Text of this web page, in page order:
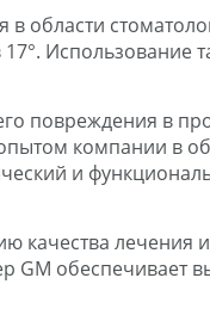
области
Использование
повреждения в
компании в
и
лечения
обеспечивает